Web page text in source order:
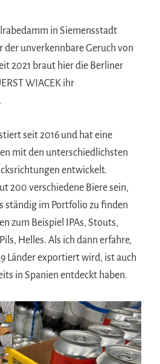
in Siemensstadt
der unverkennbare Geruch von
2021 braut hier die Berliner
WIACEK ihr
seit 2016 und hat eine
mit den unterschiedlichsten
entwickelt.
200 verschiedene Biere sein,
ständig im Portfolio zu finden
zum Beispiel IPAs, Stouts,
Helles. Als ich dann erfahre,
Länder exportiert wird, ist auch
in Spanien entdeckt haben.